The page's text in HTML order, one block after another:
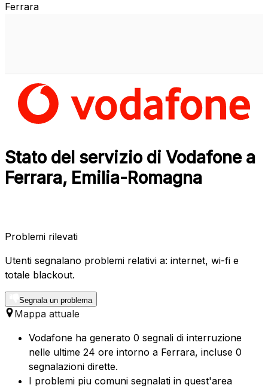
Ferrara
Stato del servizio di Vodafone a
Ferrara, Emilia-Romagna
Problemi rilevati
Utenti segnalano problemi relativi a: internet, wi-fi e
totale blackout.
Segnala un problema
Mappa attuale
Vodafone ha generato 0 segnali di interruzione
nelle ultime 24 ore intorno a Ferrara, incluse 0
segnalazioni dirette.
I problemi piu comuni segnalati in quest'area